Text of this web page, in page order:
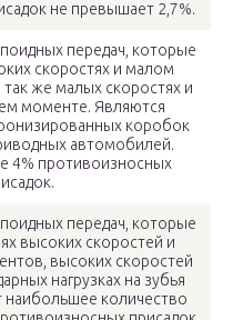
не превышает 2,7%.
передач, которые
скоростях и малом
же малых скоростях и
моменте. Являются
коробок
автомобилей.
4% противоизносных
передач, которые
высоких скоростей и
высоких скоростей
нагрузках на зубья
количество